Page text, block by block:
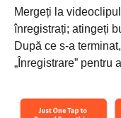
Pasul 2.
Mergeți la
înregistrați; atingeți
După ce s-a
„Înregistrare” pentru